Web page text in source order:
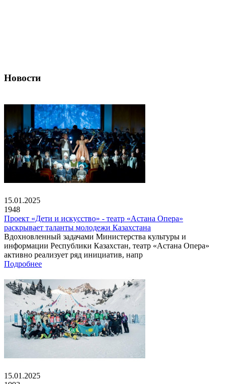
Новости
15.01.2025
1948
Проект «Дети и искусство» - театр «Астана Опера»
раскрывает таланты молодежи Казахстана
Вдохновленный задачами Министерства культуры и
информации Республики Казахстан, театр «Астана Опера»
активно реализует ряд инициатив, напр
Подробнее
15.01.2025